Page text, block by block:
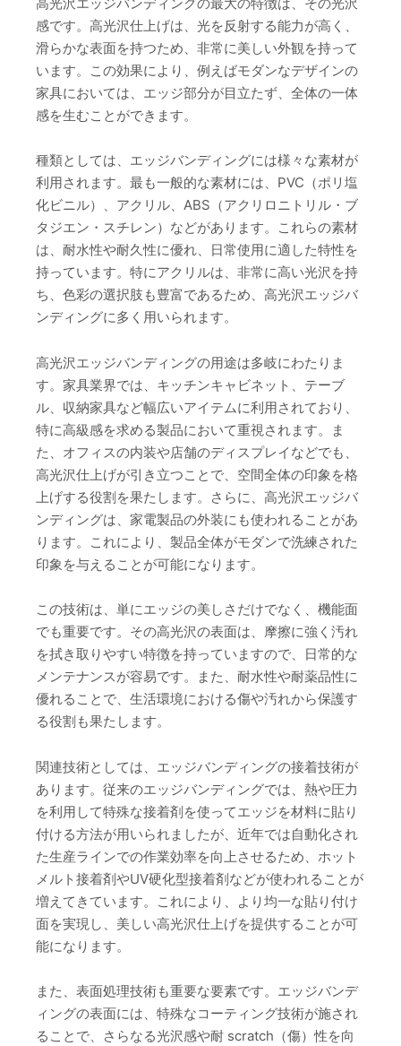
感です。高光沢仕上げは、光を反射する能力が高く、
滑らかな表面を持つため、非常に美しい外観を持って
います。この効果により、例えばモダンなデザインの
家具においては、エッジ部分が目立たず、全体の一体
感を生むことができます。
種類としては、エッジバンディングには様々な素材が
利用されます。最も一般的な素材には、PVC（ポリ塩
化ビニル）、アクリル、ABS（アクリロニトリル・ブ
タジエン・スチレン）などがあります。これらの素材
は、耐水性や耐久性に優れ、日常使用に適した特性を
持っています。特にアクリルは、非常に高い光沢を持
ち、色彩の選択肢も豊富であるため、高光沢エッジバ
ンディングに多く用いられます。
高光沢エッジバンディングの用途は多岐にわたりま
す。家具業界では、キッチンキャビネット、テーブ
ル、収納家具など幅広いアイテムに利用されており、
特に高級感を求める製品において重視されます。ま
た、オフィスの内装や店舗のディスプレイなどでも、
高光沢仕上げが引き立つことで、空間全体の印象を格
上げする役割を果たします。さらに、高光沢エッジバ
ンディングは、家電製品の外装にも使われることがあ
ります。これにより、製品全体がモダンで洗練された
印象を与えることが可能になります。
この技術は、単にエッジの美しさだけでなく、機能面
でも重要です。その高光沢の表面は、摩擦に強く汚れ
を拭き取りやすい特徴を持っていますので、日常的な
メンテナンスが容易です。また、耐水性や耐薬品性に
優れることで、生活環境における傷や汚れから保護す
る役割も果たします。
関連技術としては、エッジバンディングの接着技術が
あります。従来のエッジバンディングでは、熱や圧力
を利用して特殊な接着剤を使ってエッジを材料に貼り
付ける方法が用いられましたが、近年では自動化され
た生産ラインでの作業効率を向上させるため、ホット
メルト接着剤やUV硬化型接着剤などが使われることが
増えてきています。これにより、より均一な貼り付け
面を実現し、美しい高光沢仕上げを提供することが可
能になります。
また、表面処理技術も重要な要素です。エッジバンデ
ィングの表面には、特殊なコーティング技術が施され
ることで、さらなる光沢感や耐 scratch（傷）性を向